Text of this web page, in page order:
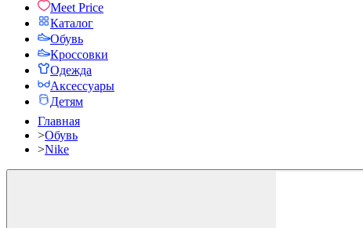
Meet Price
Каталог
Обувь
Кроссовки
Одежда
Аксессуары
Детям
Главная
>Обувь
>Nike